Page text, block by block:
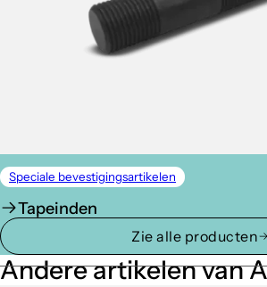
Speciale bevestigingsartikelen
Tapeinden
Zie alle producten
Andere artikelen van